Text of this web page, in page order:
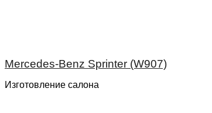
Mercedes-Benz Sprinter (W907)
Изготовление салона